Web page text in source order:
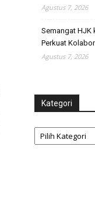
Agustus 7, 2026
Semangat HJK
Perkuat
Agustus 7, 2026
Kategori
Kategori